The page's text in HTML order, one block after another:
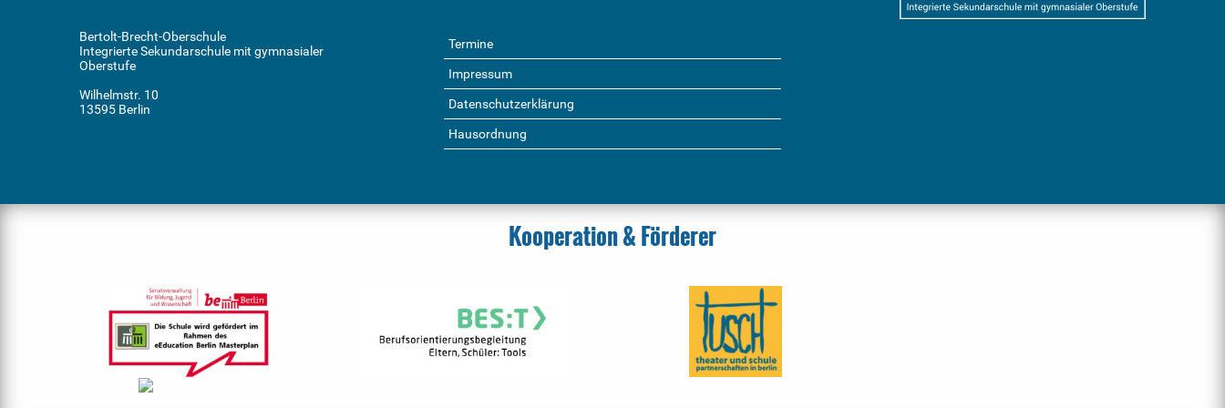
Bertolt-Brecht-Oberschule
Integrierte Sekundarschule mit gymnasialer
Oberstufe
Wilhelmstr. 10
13595 Berlin
Termine
Impressum
Datenschutzerklärung
Hausordnung
Kooperation & Förderer